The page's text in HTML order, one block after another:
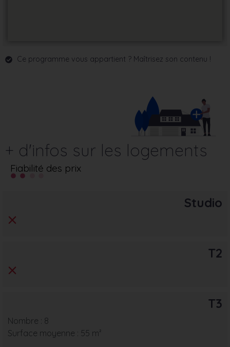
Ce programme vous appartient ? Maîtrisez son contenu !
+ d'infos sur les logements
Fiabilité des prix
Studio
T2
T3
Nombre : 8
Surface moyenne : 55 m²